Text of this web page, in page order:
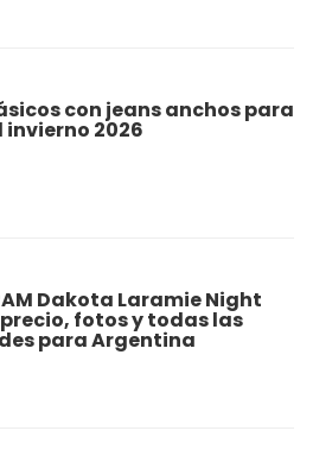
con jeans anchos para
invierno 2026
Dakota Laramie Night
fotos y todas las
para Argentina